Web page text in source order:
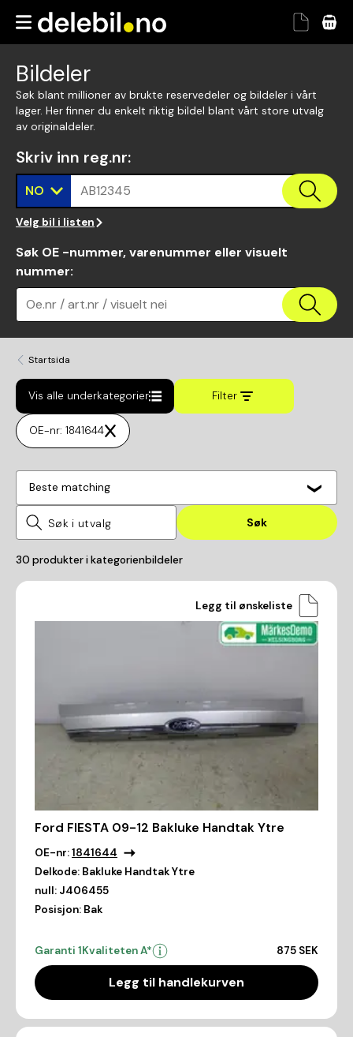
Bildeler
Søk blant millioner av brukte reservedeler og bildeler i vårt
lager. Her finner du enkelt riktig bildel blant vårt store utvalg
av originaldeler.
Skriv inn reg.nr:
NO AB12345
Velg bil i listen
Søk OE -nummer, varenummer eller visuelt
nummer:
Oe.nr / art.nr / visuelt nei
Startsida
Vis alle underkategorier Filter
OE-nr: 1841644
Beste matching
Søk
30 produkter i kategorienbildeler
Legg til ønskeliste
Ford FIESTA 09-12 Bakluke Handtak Ytre
OE-nr:1841644
Delkode: Bakluke Handtak Ytre
null: J406455
Posisjon: Bak
Garanti 1Kvaliteten A* 875 SEK
Legg til handlekurven